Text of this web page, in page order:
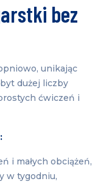
bez
unikając
dużej liczby
ćwiczeń i
i małych obciążeń,
w tygodniu,